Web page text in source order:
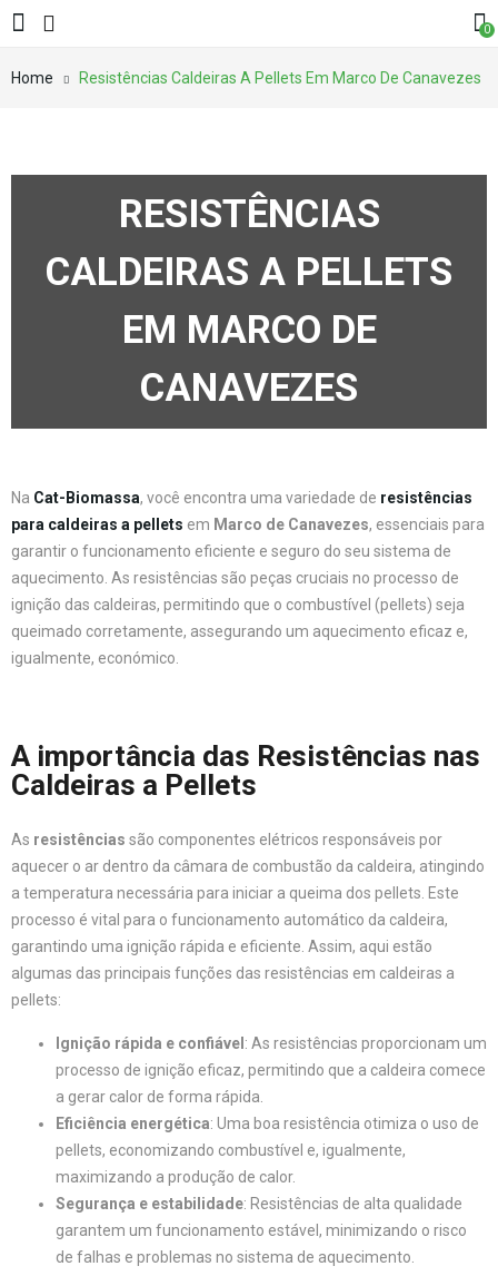
0
Home Resistências Caldeiras A Pellets Em Marco De Canavezes
RESISTÊNCIAS
CALDEIRAS A PELLETS
EM MARCO DE
CANAVEZES
Na Cat-Biomassa, você encontra uma variedade de resistências
para caldeiras a pellets em Marco de Canavezes, essenciais para
garantir o funcionamento eficiente e seguro do seu sistema de
aquecimento. As resistências são peças cruciais no processo de
ignição das caldeiras, permitindo que o combustível (pellets) seja
queimado corretamente, assegurando um aquecimento eficaz e,
igualmente, económico.
A importância das Resistências nas
Caldeiras a Pellets
As resistências são componentes elétricos responsáveis por
aquecer o ar dentro da câmara de combustão da caldeira, atingindo
a temperatura necessária para iniciar a queima dos pellets. Este
processo é vital para o funcionamento automático da caldeira,
garantindo uma ignição rápida e eficiente. Assim, aqui estão
algumas das principais funções das resistências em caldeiras a
pellets:
Ignição rápida e confiável : As resistências proporcionam um
processo de ignição eficaz, permitindo que a caldeira comece
a gerar calor de forma rápida.
Eficiência energética: Uma boa resistência otimiza o uso de
pellets, economizando combustível e, igualmente,
maximizando a produção de calor.
Segurança e estabilidade: Resistências de alta qualidade
garantem um funcionamento estável, minimizando o risco
de falhas e problemas no sistema de aquecimento.